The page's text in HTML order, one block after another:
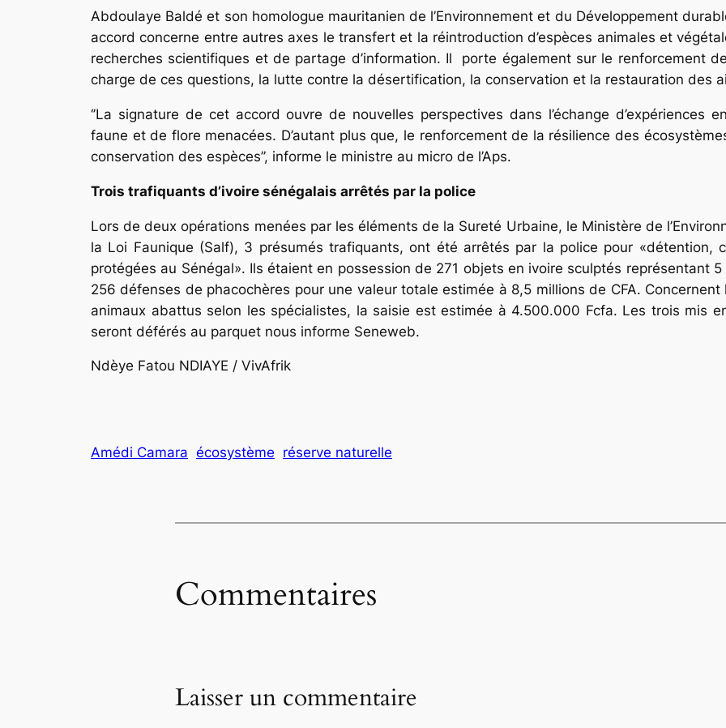
Abdoulaye Baldé et son homologue mauritanien de l’Environnement et du Développement
accord concerne entre autres axes le transfert et la réintroduction d’espèces animales et
recherches scientifiques et de partage d’information. Il porte également sur le renforcement
charge de ces questions, la lutte contre la désertification, la conservation et la restauration des
‘’La signature de cet accord ouvre de nouvelles perspectives dans l’échange d’expériences
faune et de flore menacées. D’autant plus que, le renforcement de la résilience des
conservation des espèces’’, informe le ministre au micro de l’Aps.
Trois trafiquants d’ivoire sénégalais arrêtés par la police
Lors de deux opérations menées par les éléments de la Sureté Urbaine, le Ministère de
la Loi Faunique (Salf), 3 présumés trafiquants, ont été arrêtés par la police pour «détention,
protégées au Sénégal». Ils étaient en possession de 271 objets en ivoire sculptés représentant 5
256 défenses de phacochères pour une valeur totale estimée à 8,5 millions de CFA.
animaux abattus selon les spécialistes, la saisie est estimée à 4.500.000 Fcfa. Les trois mis
seront déférés au parquet nous informe Seneweb.
Ndèye Fatou NDIAYE / VivAfrik
Amédi Camara écosystème réserve naturelle
Commentaires
Laisser un commentaire